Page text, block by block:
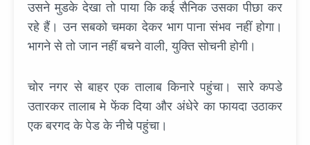
उसने मुडके देखा तो पाया कि कई सैनिक उसका पीछा कर
रहे हैं। उन सबको चमका देकर भाग पाना संभव नहीं होगा।
भागने से तो जान नहीं बचने वाली, युक्ति सोचनी होगी।
चोर नगर से बाहर एक तालाब किनारे पहुंचा। सारे कपडे
उतारकर तालाब मे फेंक दिया और अंधेरे का फायदा उठाकर
एक बरगद के पेड के नीचे पहुंचा।